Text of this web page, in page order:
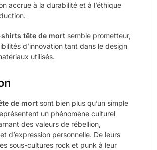
accrue à la durabilité et à l’éthique
shirts tête de mort semble prometteur,
d’innovation tant dans le design
utilisés.
de mort sont bien plus qu’un simple
un phénomène culturel
des valeurs de rébellion,
d’expression personnelle. De leurs
sous-cultures rock et punk à leur